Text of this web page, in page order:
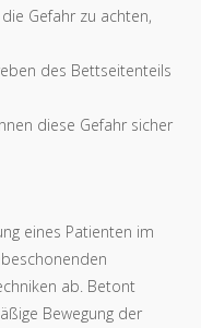
Gefahr zu achten,
des Bettseitenteils
diese Gefahr sicher
eines Patienten im
ab. Betont
Bewegung der